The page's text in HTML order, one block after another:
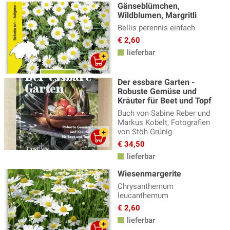
Gänseblümchen,
Wildblumen, Margritli
Bellis perennis einfach
€ 2,60
lieferbar
Der essbare Garten -
Robuste Gemüse und
Kräuter für Beet und Topf
Buch von Sabine Reber und
Markus Kobelt, Fotografien
von Stöh Grünig
€ 34,50
lieferbar
Wiesenmargerite
Chrysanthemum
leucanthemum
€ 2,60
lieferbar